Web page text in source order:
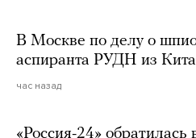
В Москве по делу о
аспиранта РУДН из
час назад
«Россия-24» обратилась